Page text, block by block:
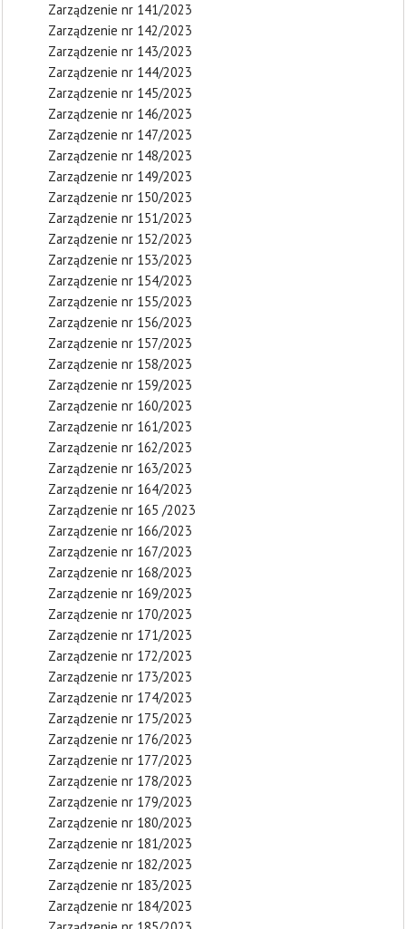
Zarządzenie nr 141/2023
Zarządzenie nr 142/2023
Zarządzenie nr 143/2023
Zarządzenie nr 144/2023
Zarządzenie nr 145/2023
Zarządzenie nr 146/2023
Zarządzenie nr 147/2023
Zarządzenie nr 148/2023
Zarządzenie nr 149/2023
Zarządzenie nr 150/2023
Zarządzenie nr 151/2023
Zarządzenie nr 152/2023
Zarządzenie nr 153/2023
Zarządzenie nr 154/2023
Zarządzenie nr 155/2023
Zarządzenie nr 156/2023
Zarządzenie nr 157/2023
Zarządzenie nr 158/2023
Zarządzenie nr 159/2023
Zarządzenie nr 160/2023
Zarządzenie nr 161/2023
Zarządzenie nr 162/2023
Zarządzenie nr 163/2023
Zarządzenie nr 164/2023
Zarządzenie nr 165 /2023
Zarządzenie nr 166/2023
Zarządzenie nr 167/2023
Zarządzenie nr 168/2023
Zarządzenie nr 169/2023
Zarządzenie nr 170/2023
Zarządzenie nr 171/2023
Zarządzenie nr 172/2023
Zarządzenie nr 173/2023
Zarządzenie nr 174/2023
Zarządzenie nr 175/2023
Zarządzenie nr 176/2023
Zarządzenie nr 177/2023
Zarządzenie nr 178/2023
Zarządzenie nr 179/2023
Zarządzenie nr 180/2023
Zarządzenie nr 181/2023
Zarządzenie nr 182/2023
Zarządzenie nr 183/2023
Zarządzenie nr 184/2023